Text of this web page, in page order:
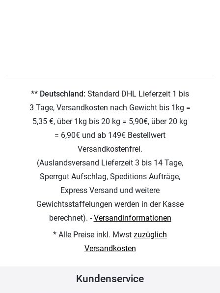
** Deutschland: Standard DHL Lieferzeit 1 bis
3 Tage, Versandkosten nach Gewicht bis 1kg =
5,35 €, über 1kg bis 20 kg = 5,90€, über 20 kg
= 6,90€ und ab 149€ Bestellwert
Versandkostenfrei.
(Auslandsversand Lieferzeit 3 bis 14 Tage,
Sperrgut Aufschlag, Speditions Aufträge,
Express Versand und weitere
Gewichtsstaffelungen werden in der Kasse
berechnet). -Versandinformationen
* Alle Preise inkl. Mwst zuzüglich
Versandkosten
Kundenservice